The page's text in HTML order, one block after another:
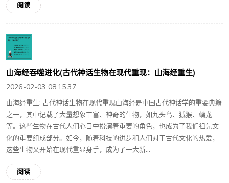
阅读
山海经吞噬进化(古代神话生物在现代重现：山海经重生)
2026-02-03 08:15:37
山海经重生: 古代神话生物在现代重现山海经是中国古代神话学的重要典籍
之一，其中记载了大量想象丰富、神奇的生物，如九头鸟、狨猴、螭龙
等。这些生物在古代人们心目中扮演着重要的角色，也成为了我们祖先文
化的重要组成部分。如今，随着科技的进步和人们对于古代文化的热爱，
这些生物又开始在现代重显身手，成为了一大新...
阅读